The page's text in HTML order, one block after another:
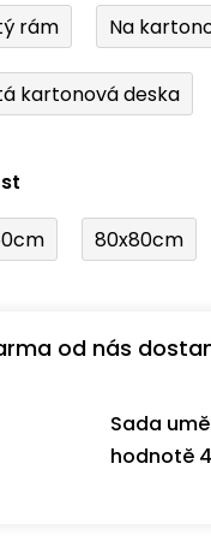
rám Na
kartonová deska
80x80cm
od nás
Sada
hodnotě